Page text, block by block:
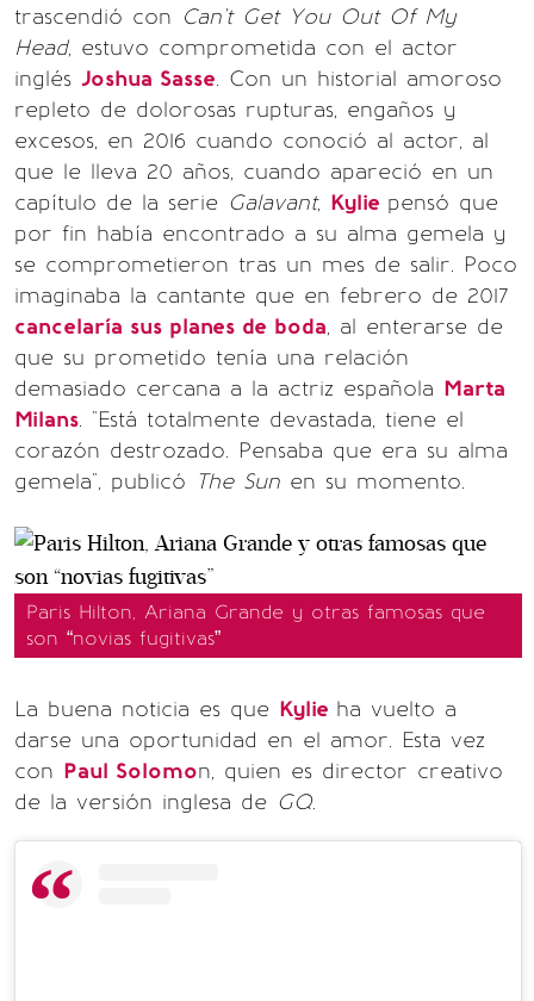
trascendió con Can't Get You Out Of My
Head, estuvo comprometida con el actor
inglés Joshua Sasse. Con un historial amoroso
repleto de dolorosas rupturas, engaños y
excesos, en 2016 cuando conoció al actor, al
que le lleva 20 años, cuando apareció en un
capítulo de la serie Galavant, Kylie pensó que
por fin había encontrado a su alma gemela y
se comprometieron tras un mes de salir. Poco
imaginaba la cantante que en febrero de 2017
cancelaría sus planes de boda, al enterarse de
que su prometido tenía una relación
demasiado cercana a la actriz española Marta
Milans. "Está totalmente devastada, tiene el
corazón destrozado. Pensaba que era su alma
gemela", publicó The Sun en su momento.
Paris Hilton, Ariana Grande y otras famosas que
son “novias fugitivas”
La buena noticia es que Kylie ha vuelto a
darse una oportunidad en el amor. Esta vez
con Paul Solomon, quien es director creativo
de la versión inglesa de GQ.